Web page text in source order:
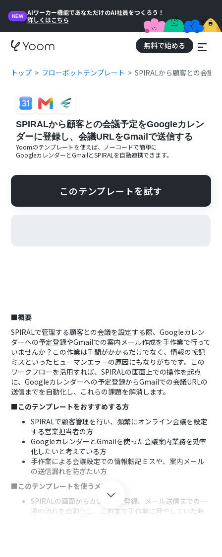
NEW
AIワーカー機能であなただけのAI社員をつくろう！
詳しくはこちら
無料で始める
トップ フローボットテンプレート SPIRALから顧客との会議
SPIRALから顧客との会議予定をGoogleカレン
ダーに登録し、会議URLをGmailで送信する
Yoomのテンプレートを使えば、ノーコードで簡単に
GoogleカレンダーとGmailとSPIRAL を自動連携できます。
このテンプレートを試す
■概要
SPIRALで管理する顧客との会議を設定する際、Googleカレン
ダーへの予定登録やGmailでの案内メール作成を手作業で行って
いませんか？この作業は手間がかかるだけでなく、情報の転記
ミスといったヒューマンエラーの原因にもなりがちです。この
ワークフローを活用すれば、SPIRALの画面上での操作を起点
に、Googleカレンダーへの予定登録からGmailでの会議URLの
送信までを自動化し、これらの課題を解消します。
■このテンプレートをおすすめする方
SPIRALで顧客管理を行い、頻繁にオンライン会議を設定
する営業担当者の方
GoogleカレンダーとGmailを使った会議案内業務を効率
化したいと考えている方
手作業による会議設定での情報転記ミスや、案内メール
の送信漏れを防ぎたい方
■このテンプレートを使うメリット
SPIRALの画面からカレンダー登録、メール送信までの一
連の流れを自動化し、これまで手作業に費やしていた時